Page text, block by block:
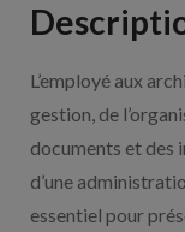
L’employé aux
gestion, de
documents et des
d’une
essentiel pour